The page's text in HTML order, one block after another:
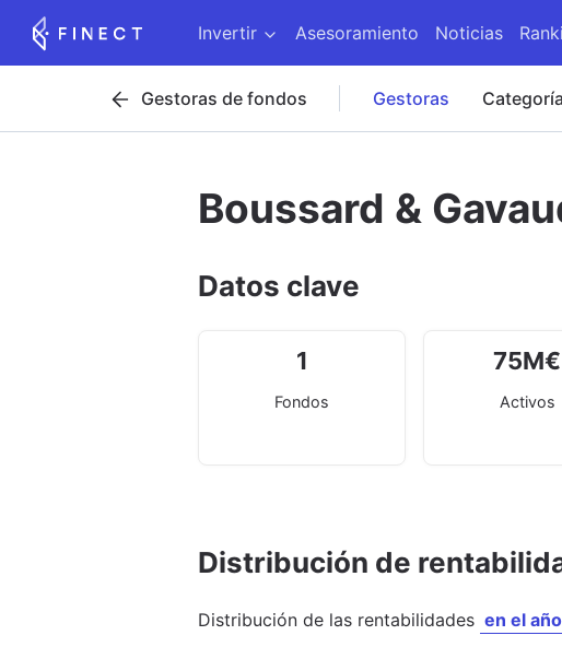
Invertir Asesoramiento Noticias
Gestoras de fondos Gestoras
Boussard &
Datos clave
1
Fondos
75M€
Activos
Distribución de
Distribución de las rentabilidades en el año